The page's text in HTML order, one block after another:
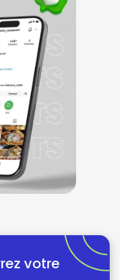
votre